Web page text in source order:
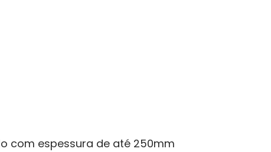
com espessura de até 250mm